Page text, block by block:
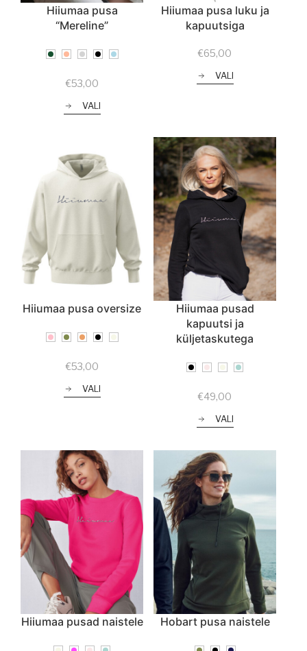
Hiiumaa pusa
“Mereline”
€53,00
VALI
Hiiumaa pusa luku ja
kapuutsiga
€65,00
VALI
Hiiumaa pusa oversize
€53,00
VALI
Hiiumaa pusad
kapuutsi ja
küljetaskutega
€49,00
VALI
Hiiumaa pusad naistele Hobart pusa naistele